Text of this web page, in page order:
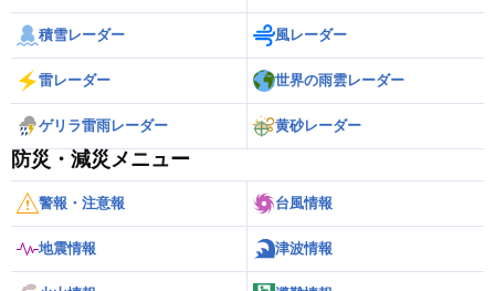
積雪レーダー 風レーダー
雷レーダー 世界の雨雲レーダー
ゲリラ雷雨レーダー 黄砂レーダー
防災・減災メニュー
警報・注意報 台風情報
地震情報 津波情報